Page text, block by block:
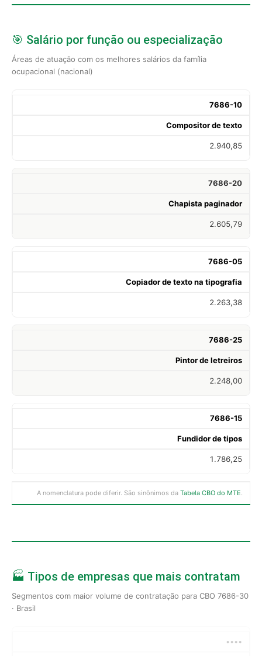
🎯 Salário por função ou especialização
Áreas de atuação com os melhores salários da família
ocupacional (nacional)
7686-10
Compositor de texto
2.940,85
7686-20
Chapista paginador
2.605,79
7686-05
Copiador de texto na tipografia
2.263,38
7686-25
Pintor de letreiros
2.248,00
7686-15
Fundidor de tipos
1.786,25
A nomenclatura pode diferir. São sinônimos da Tabela CBO do MTE.
🏭 Tipos de empresas que mais contratam
Segmentos com maior volume de contratação para CBO 7686-30
· Brasil
••••